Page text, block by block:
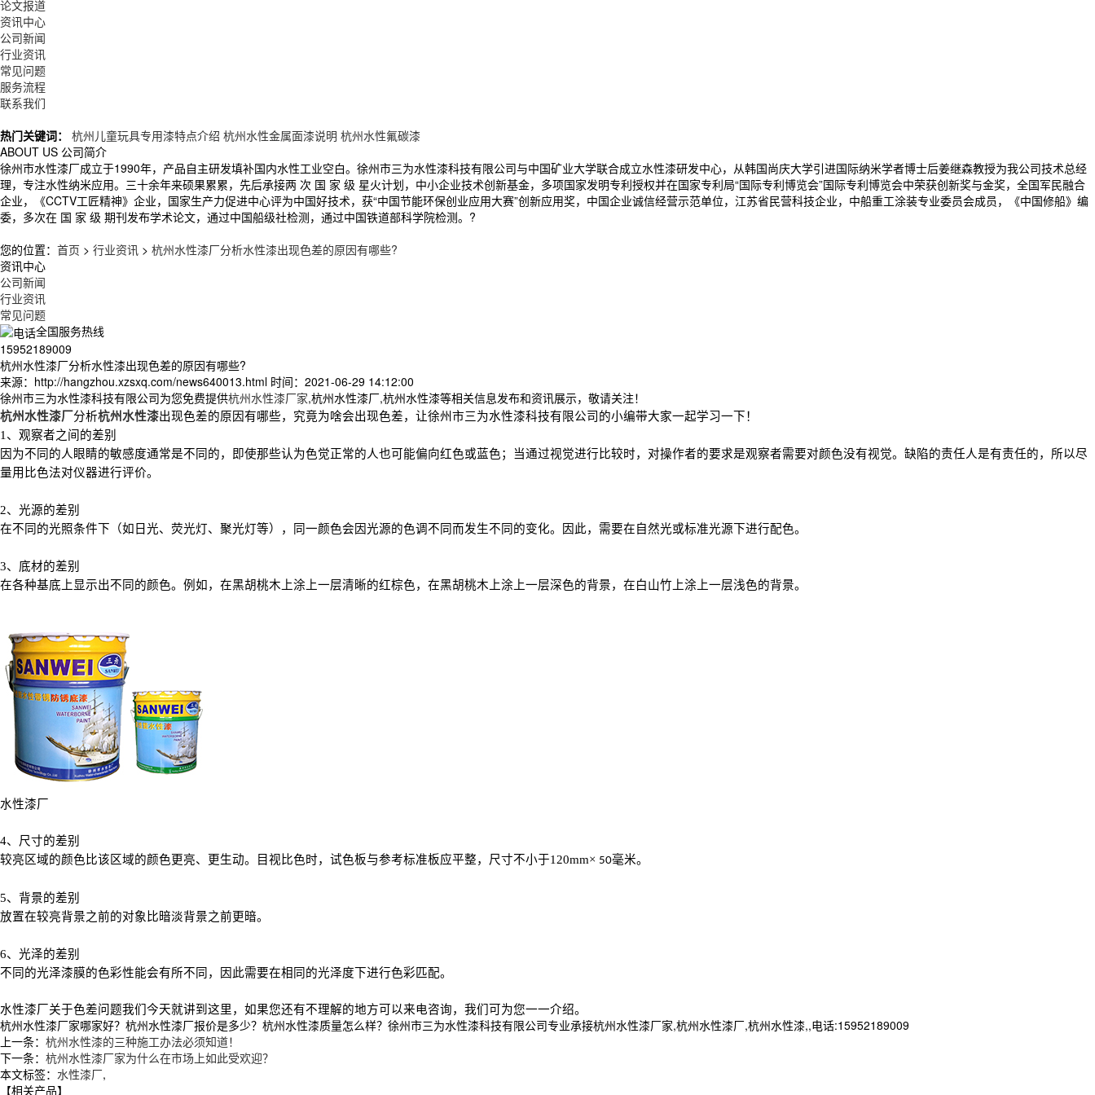
论文报道
资讯中心
公司新闻
行业资讯
常见问题
服务流程
联系我们
热门关键词：
杭州儿童玩具专用漆特点介绍 杭州水性金属面漆说明 杭州水性氟碳漆
ABOUT US 公司简介
徐州市水性漆厂成立于1990年，产品自主研发填补国内水性工业空白。徐州市三为水性漆科技有限公司与中国矿业大学联合成立水性漆研发中心，从韩国尚庆大学引进国际纳米学者博士后姜继森教授为我公司技术总经
理，专注水性纳米应用。三十余年来硕果累累，先后承接两 次 国 家 级 星火计划，中小企业技术创新基金，多项国家发明专利授权并在国家专利局“国际专利博览会”国际专利博览会中荣获创新奖与金奖，全国军民融合
企业，《CCTV工匠精神》企业，国家生产力促进中心评为中国好技术，获“中国节能环保创业应用大赛”创新应用奖，中国企业诚信经营示范单位，江苏省民营科技企业，中船重工涂装专业委员会成员，《中国修船》编
委，多次在 国 家 级 期刊发布学术论文，通过中国船级社检测，通过中国铁道部科学院检测。?
您的位置： 首页 > 行业资讯 > 杭州水性漆厂分析水性漆出现色差的原因有哪些?
资讯中心
公司新闻
行业资讯
常见问题
全国服务热线
15952189009
杭州水性漆厂分析水性漆出现色差的原因有哪些?
来源：http://hangzhou.xzsxq.com/news640013.html 时间：2021-06-29 14:12:00
徐州市三为水性漆科技有限公司为您免费提供杭州水性漆厂家,杭州水性漆厂,杭州水性漆等相关信息发布和资讯展示，敬请关注！
杭州水性漆厂分析杭州水性漆出现色差的原因有哪些， 究竟为啥会出现色差， 让徐州市三为水性漆科技有限公司 的小编带大家一起学习一下！
1 、观察者之间的差别
因为不同的人眼睛的敏感度通常是不同的，即使那些认为色觉正常的人也可能偏向红色或蓝色；当通过视觉进行比较时，对操作者的要求是观察者需要对颜色没有视觉。缺陷的责任人是有责任的，所以尽
量用比色法对仪器进行评价。
2、光源的差别
在不同的光照条件下（如日光、荧光灯、聚光灯等），同一颜色会因光源的色调不同而发生不同的变化。因此，需要在自然光或标准光源下进行配色。
3、底材的差别
在各种基底上显示出不同的颜色。例如，在黑胡桃木上涂上一层清晰的红棕色，在黑胡桃木上涂上一层深色的背景，在白山竹上涂上一层浅色的背景。
水性漆厂
4、尺寸的差别
较亮区域的颜色比该区域的颜色更亮、更生动。目视比色时，试色板与参考标准板应平整，尺寸不小于120mm× 50毫米。
5、背景的差别
放置在较亮背景之前的对象比暗淡背景之前更暗。
6、光泽的差别
不同的光泽漆膜的色彩性能会有所不同，因此需要在相同的光泽度下进行色彩匹配。
水性漆厂关于色差问题我们今天就讲到这里，如果您还有不理解的地方可以来电咨询，我们可为您一一介绍。
杭州水性漆厂家哪家好？杭州水性漆厂报价是多少？杭州水性漆质量怎么样？徐州市三为水性漆科技有限公司专业承接杭州水性漆厂家,杭州水性漆厂,杭州水性漆,,电话:15952189009
上一条： 杭州水性漆的三种施工办法必须知道！
下一条： 杭州水性漆厂家为什么在市场上如此受欢迎？
本文标签： 水性漆厂,
【相关产品】